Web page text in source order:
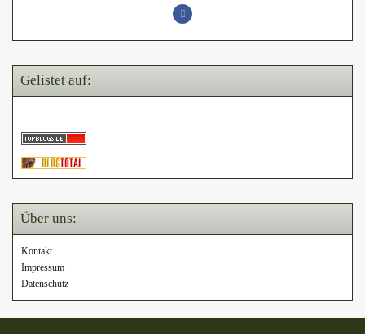
Gelistet auf:
Über uns:
Kontakt
Impressum
Datenschutz